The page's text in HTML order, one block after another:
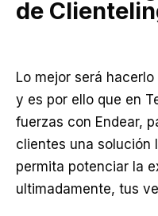
de
Lo mejor será
y es por ello que en
fuerzas con Endear,
clientes una solución
permita potenciar la
ultimadamente, tus